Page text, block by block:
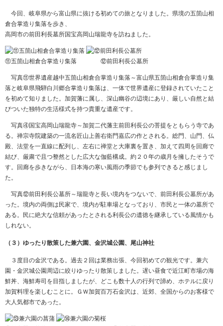
今回、岐阜県から富山県に抜ける初めての旅となりました。県境の五箇山相
倉合掌造り集落を歩き、
高岡市の前田利長墓所国宝高岡山瑞龍寺を訪ねました。
⑪五箇山相倉合掌造り集落 ⑫前田利長公墓所
写真⑪世界遺産越中五箇山相倉合掌造り集落～富山県五箇山相倉合掌造り集
落と岐阜県飛騨白川郷合掌造り集落は、一体で世界遺産に登録されていたこと
を初めて知りました。加賀藩に属し、深山幽谷の辺境にあり、厳しい自然と結
びついた独特の生活様式を持つ貴重な遺産です。
写真④国宝高岡山瑞龍寺～加賀二代藩主前田利長公の菩提をともらう寺であ
る。禅宗寺院建築の一流名匠山上善右衛門嘉広の作とされる。総門、山門、仏
殿、法堂を一直線に配列し、左右に禅堂と大庫裏を置き、加えて四周を回廊で
結び、厳粛で且つ整然とした広大な伽藍構成。約２０年の歳月を擁したそうで
す。回廊を歩きながら、日本海の寒い風雨の季節でも参列できると感じまし
た。
写真⑫前田利長公墓所～瑞龍寺と長い境内をつないで、前田利長公墓所があ
った。境内の両側は民家で、境内が駐車場となっており、市民と一体の墓所で
ある。民に絶大な信頼があったとされる利長公の遺徳を継承している風情かも
しれない。
（３）ゆったり散策した兼六園、金沢城公園、尾山神社
３度目の金沢である。過去２回は業務出張、今回初めての観光です。兼六
園・金沢城公園周辺に絞りゆったり散策しました。遅い昼食で近江町市場の海
鮮丼、海鮮寿司を目指しましたが、どこも数十人の行列で諦め、ホテルに戻り
加賀料理を楽しむことに。ＧＷ加賀百万石金沢は、近郊、全国からのお客様で
大人気都市であった。